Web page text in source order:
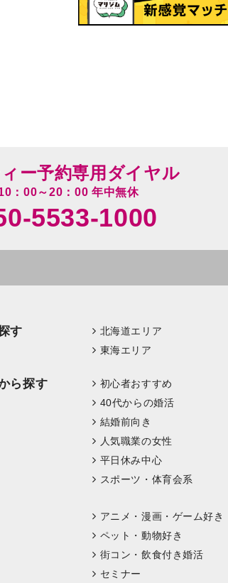
ー予約専用ダイヤル
：00～20：00 年中無休
5533-1000
す 北海道エリア
東海エリア
ら探す 初心者おすすめ
40代からの婚活
結婚前向き
人気職業の女性
平日休み中心
スポーツ・体育会系
アニメ・漫画・ゲーム好き
ペット・動物好き
街コン・飲食付き婚活
セミナー